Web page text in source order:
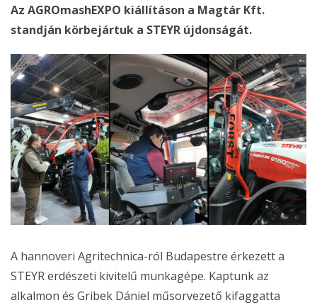
Az AGROmashEXPO kiállításon a Magtár Kft.
standján körbejártuk a STEYR újdonságát.
A hannoveri Agritechnica-ról Budapestre érkezett a
STEYR erdészeti kivitelű munkagépe. Kaptunk az
alkalmon és Gribek Dániel műsorvezető kifaggatta